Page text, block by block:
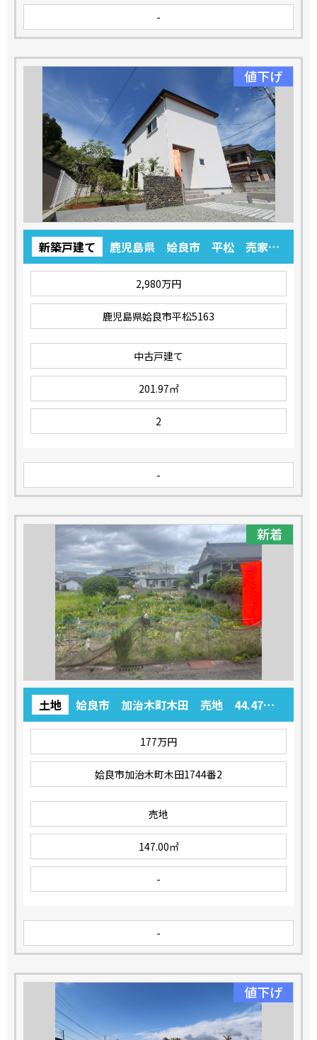
-
値下げ
新築戸建て
鹿児島県 姶良市 平松 売家
リバビュー1-1
2,980万円
鹿児島県姶良市平松5163
中古戸建て
201.97㎡
2
-
新着
土地
姶良市 加治木町木田 売地 44.47
坪 177万円
177万円
姶良市加治木町木田1744番2
売地
147.00㎡
-
-
値下げ